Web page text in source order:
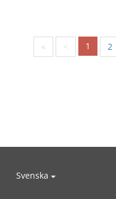
« < 1 2
Svenska